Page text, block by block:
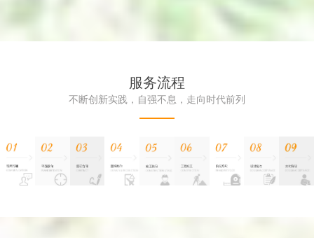
服务流程
不断创新实践，自强不息，走向时代前列